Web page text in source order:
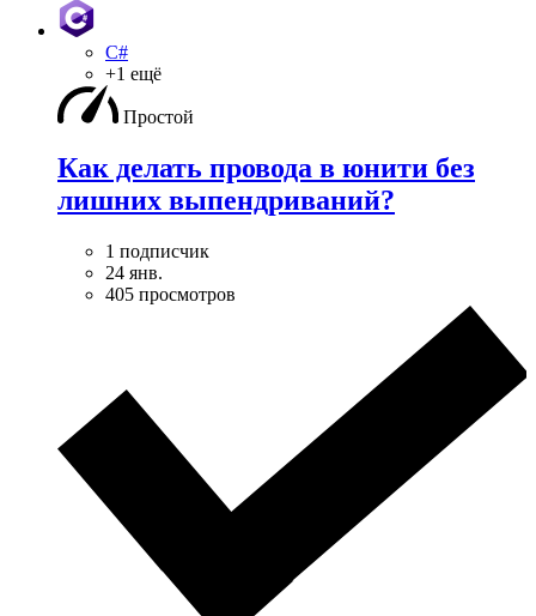
C#
+1 ещё
Простой
Как делать провода в юнити без
лишних выпендриваний?
1 подписчик
24 янв.
405 просмотров